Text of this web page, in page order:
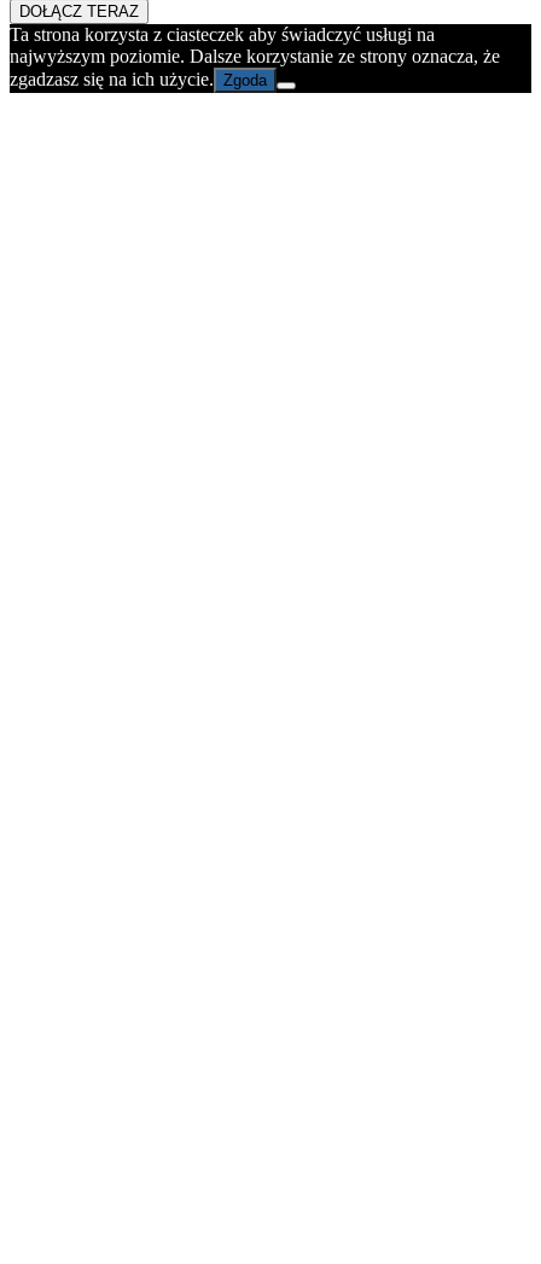
DOŁĄCZ TERAZ
Ta strona korzysta z ciasteczek aby świadczyć usługi na
najwyższym poziomie. Dalsze korzystanie ze strony oznacza, że
zgadzasz się na ich użycie. Zgoda